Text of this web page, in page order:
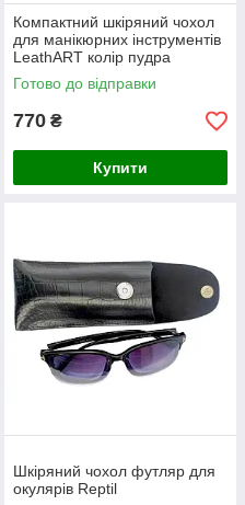
Компактний шкіряний чохол
для манікюрних інструментів
LeathART колір пудра
Готово до відправки
770 ₴
Купити
Шкіряний чохол футляр для
окулярів Reptil